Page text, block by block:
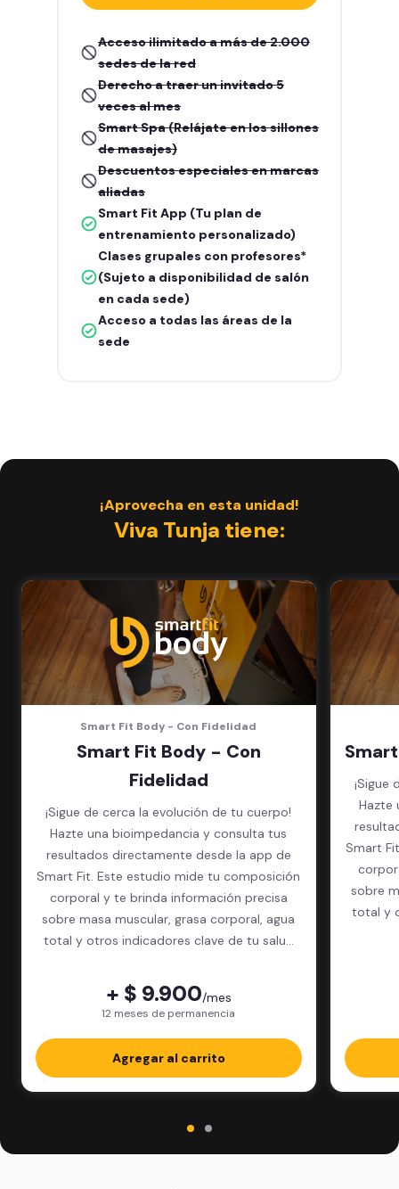
Acceso ilimitado a más de 2.000
sedes de la red
Derecho a traer un invitado 5
veces al mes
Smart Spa (Relájate en los sillones
de masajes)
Descuentos especiales en marcas
aliadas
Smart Fit App (Tu plan de
entrenamiento personalizado)
Clases grupales con profesores*
(Sujeto a disponibilidad de salón
en cada sede)
Acceso a todas las áreas de la
sede
¡Aprovecha en esta unidad!
Viva Tunja tiene:
Smart Fit Body - Con Fidelidad
Smart Fit Body - Con
Fidelidad
¡Sigue de cerca la evolución de tu cuerpo!
Hazte una bioimpedancia y consulta tus
resultados directamente desde la app de
Smart Fit. Este estudio mide tu composición
corporal y te brinda información precisa
sobre masa muscular, grasa corporal, agua
total y otros indicadores clave de tu salud
+ $ 9.900/mes
12 meses de permanencia
Agregar al carrito
¡Sigue
Hazte
Smart
sobre
total y